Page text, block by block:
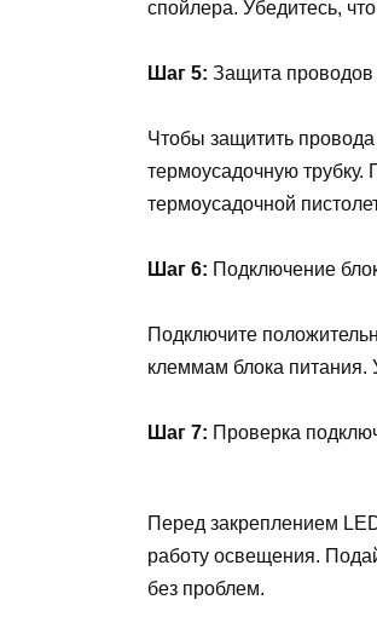
спойлера. Убедитесь,
Шаг 5: Защита проводов
Чтобы защитить
термоусадочную
термоусадочной
Шаг 6: Подключение
Подключите
клеммам блока питания.
Шаг 7: Проверка
Перед закреплением
работу освещения.
без проблем.